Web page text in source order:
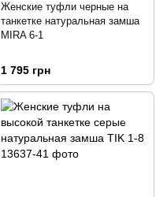
Женские туфли черные на
танкетке натуральная замша
MIRA 6-1
1 795 грн